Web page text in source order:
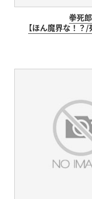
拳死郎
【ほん魔界な！？/